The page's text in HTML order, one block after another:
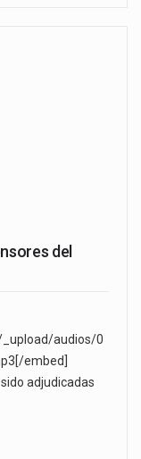
del
audios/0
embed]
adjudicadas